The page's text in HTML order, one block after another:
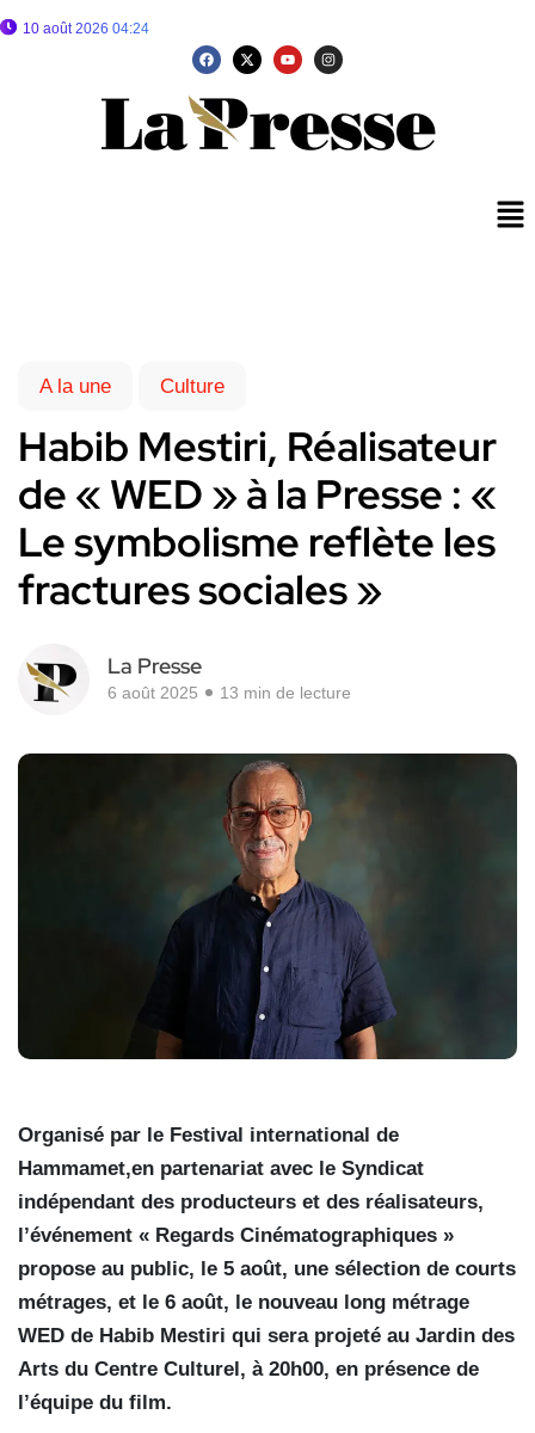
10 août 2026 04:24
A la une Culture
Habib Mestiri, Réalisateur
de « WED » à la Presse : «
Le symbolisme reflète les
fractures sociales »
La Presse
6 août 2025 13 min de lecture
Organisé par le Festival international de
Hammamet,en partenariat avec le Syndicat
indépendant des producteurs et des réalisateurs,
l’événement « Regards Cinématographiques »
propose au public, le 5 août, une sélection de courts
métrages, et le 6 août, le nouveau long métrage
WED de Habib Mestiri qui sera projeté au Jardin des
Arts du Centre Culturel, à 20h00, en présence de
l’équipe du film.